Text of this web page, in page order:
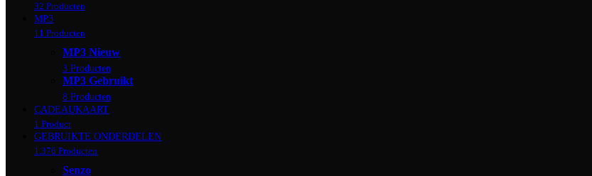
32 Producten
MP3
11 Producten
MP3 Nieuw
3 Producten
MP3 Gebruikt
8 Producten
CADEAUKAART
1 Product
GEBRUIKTE ONDERDELEN
1.376 Producten
Senzo